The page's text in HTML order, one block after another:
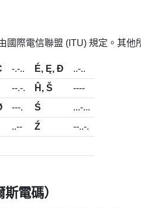
國際電信聯盟 (ITU) 規定。其
-.-.. É, Ę, Đ
..-..
--.-. Ĥ, Š
----
---. Ś
...-...
..-- Ź
--..-.
電碼）